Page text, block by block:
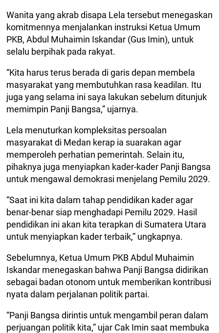
Wanita yang akrab disapa Lela tersebut menegaskan
komitmennya menjalankan instruksi Ketua Umum
PKB, Abdul Muhaimin Iskandar (Gus Imin), untuk
selalu berpihak pada rakyat.
“Kita harus terus berada di garis depan membela
masyarakat yang membutuhkan rasa keadilan. Itu
juga yang selama ini saya lakukan sebelum ditunjuk
memimpin Panji Bangsa,” ujarnya.
Lela menuturkan kompleksitas persoalan
masyarakat di Medan kerap ia suarakan agar
memperoleh perhatian pemerintah. Selain itu,
pihaknya juga menyiapkan kader-kader Panji Bangsa
untuk mengawal demokrasi menjelang Pemilu 2029.
“Saat ini kita dalam tahap pendidikan kader agar
benar-benar siap menghadapi Pemilu 2029. Hasil
pendidikan ini akan kita terapkan di Sumatera Utara
untuk menyiapkan kader terbaik,” ungkapnya.
Sebelumnya, Ketua Umum PKB Abdul Muhaimin
Iskandar menegaskan bahwa Panji Bangsa didirikan
sebagai badan otonom untuk memberikan kontribusi
nyata dalam perjalanan politik partai.
“Panji Bangsa dirintis untuk mengambil peran dalam
perjuangan politik kita,” ujar Cak Imin saat membuka